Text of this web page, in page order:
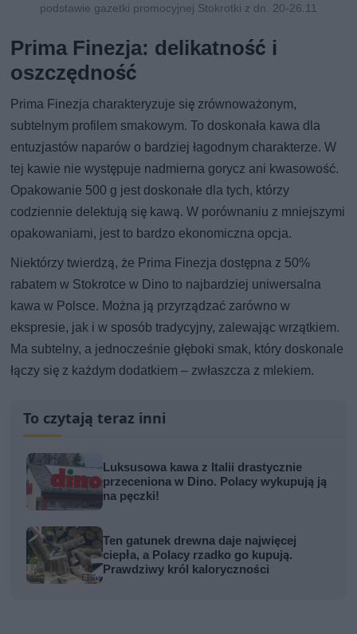
podstawie gazetki promocyjnej Stokrotki z dn. 20-26.11
Prima Finezja: delikatność i
oszczędność
Prima Finezja charakteryzuje się zrównoważonym,
subtelnym profilem smakowym. To doskonała kawa dla
entuzjastów naparów o bardziej łagodnym charakterze. W
tej kawie nie występuje nadmierna gorycz ani kwasowość.
Opakowanie 500 g jest doskonałe dla tych, którzy
codziennie delektują się kawą. W porównaniu z mniejszymi
opakowaniami, jest to bardzo ekonomiczna opcja.
Niektórzy twierdzą, że Prima Finezja dostępna z 50%
rabatem w Stokrotce w Dino to najbardziej uniwersalna
kawa w Polsce. Można ją przyrządzać zarówno w
ekspresie, jak i w sposób tradycyjny, zalewając wrzątkiem.
Ma subtelny, a jednocześnie głęboki smak, który doskonale
łączy się z każdym dodatkiem – zwłaszcza z mlekiem.
To czytają teraz inni
Luksusowa kawa z Italii drastycznie
przeceniona w Dino. Polacy wykupują ją
na pęczki!
Ten gatunek drewna daje najwięcej
ciepła, a Polacy rzadko go kupują.
Prawdziwy król kaloryczności